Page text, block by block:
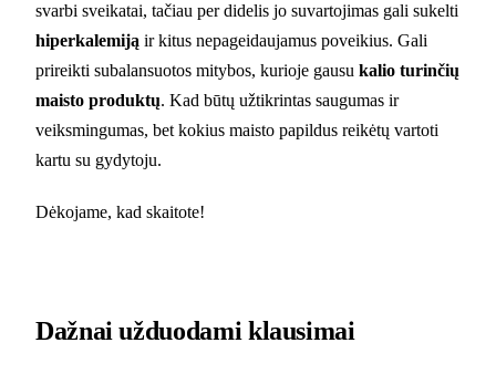
svarbi sveikatai, tačiau per didelis jo suvartojimas gali sukelti
hiperkalemiją ir kitus nepageidaujamus poveikius. Gali
prireikti subalansuotos mitybos, kurioje gausu kalio turinčių
maisto produktų. Kad būtų užtikrintas saugumas ir
veiksmingumas, bet kokius maisto papildus reikėtų vartoti
kartu su gydytoju.
Dėkojame, kad skaitote!
Dažnai užduodami klausimai